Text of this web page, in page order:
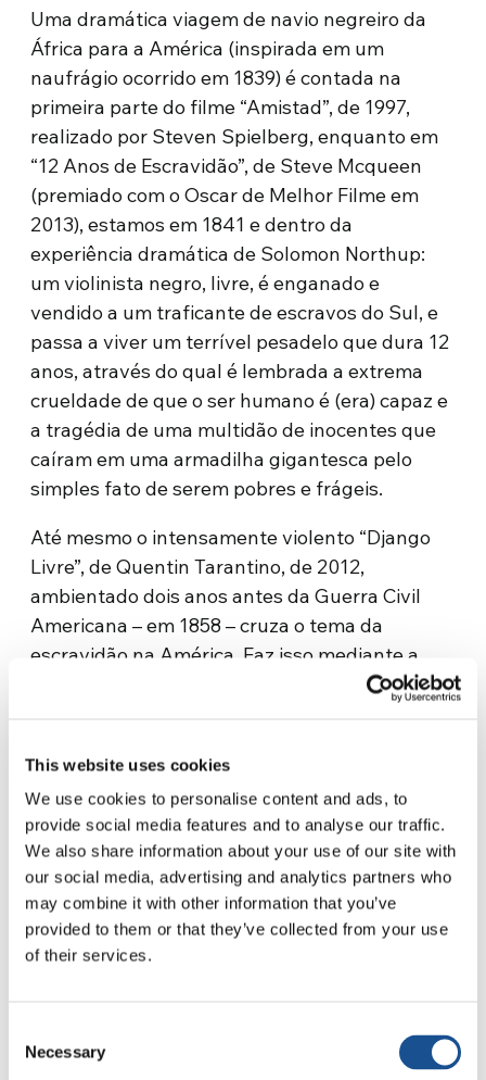
This website uses cookies
We use cookies to personalise content and ads, to
provide social media features and to analyse our traffic.
We also share information about your use of our site with
our social media, advertising and analytics partners who
may combine it with other information that you’ve
provided to them or that they’ve collected from your use
of their services.
Selection
Necessary
Uma dramática viagem de navio negreiro da
África para a América (inspirada em um
naufrágio ocorrido em 1839) é contada na
primeira parte do filme “Amistad”, de 1997,
realizado por Steven Spielberg, enquanto em
“12 Anos de Escravidão”, de Steve Mcqueen
(premiado com o Oscar de Melhor Filme em
2013), estamos em 1841 e dentro da
experiência dramática de Solomon Northup:
um violinista negro, livre, é enganado e
vendido a um traficante de escravos do Sul, e
passa a viver um terrível pesadelo que dura 12
anos, através do qual é lembrada a extrema
crueldade de que o ser humano é (era) capaz e
a tragédia de uma multidão de inocentes que
caíram em uma armadilha gigantesca pelo
simples fato de serem pobres e frágeis.
Até mesmo o intensamente violento “Django
Livre”, de Quentin Tarantino, de 2012,
ambientado dois anos antes da Guerra Civil
Americana – em 1858 – cruza o tema da
escravidão na América. Faz isso mediante a
dolorosa odisseia do protagonista Django (que
está ambientado o “Emancipation”: um filme
duro, tenso e envolvente, inspirado na história
real do escravo Gordon, que ficou famoso pela
foto de suas costas atrozmente açoitadas, que
foi tirada durante os exames médicos para seu
alistamento no exército da União e
imediatamente se tornou um símbolo da luta
Fuqua, parte das plantações de algodão da